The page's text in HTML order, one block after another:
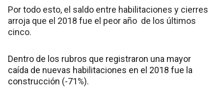
Por todo esto, el saldo entre habilitaciones y cierres
arroja que el 2018 fue el peor año de los últimos
cinco.
Dentro de los rubros que registraron una mayor
caída de nuevas habilitaciones en el 2018 fue la
construcción (-71%).